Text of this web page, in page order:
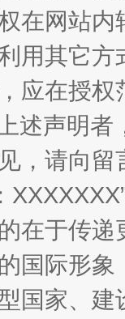
在网站
用其它
应在授
述声明
，请向
在于传
国际形
国家、